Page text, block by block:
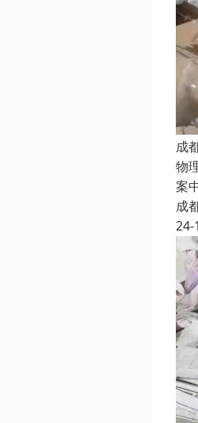
成
物
案
成
24-